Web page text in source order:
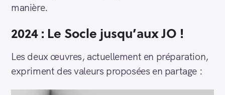
manière.
2024 : Le Socle jusqu’aux JO !
Les deux œuvres, actuellement en préparation,
expriment des valeurs proposées en partage :